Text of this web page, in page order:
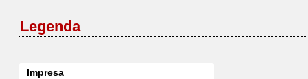
Legenda
Impresa